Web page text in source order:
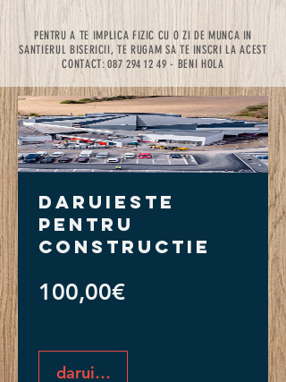
PENTRU A TE IMPLICA FIZIC CU O ZI DE MUNCA IN
SANTIERUL BISERICII, TE RUGAM SA TE INSCRI LA ACEST
CONTACT:087 294 12 49 - BENI HOLA
Daruieste
pentru
CONSTRUCTIE
100,00€Preț
daruieste